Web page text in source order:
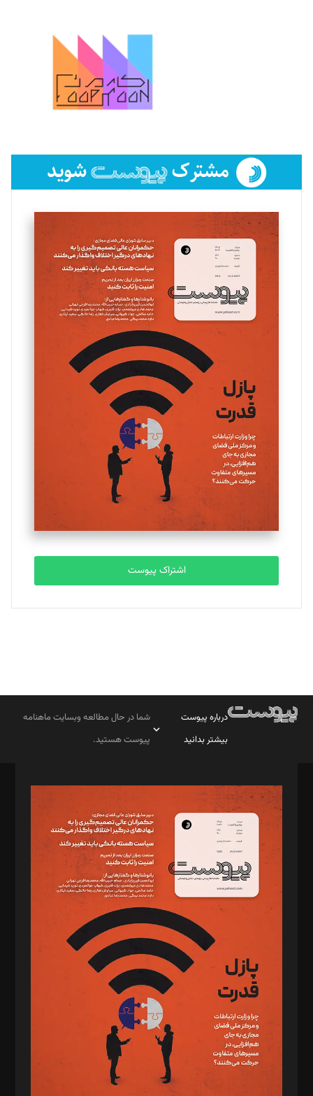
اشتراک پیوست
درباره پیوست
بیشتر بدانید
شما در حال مطالعه وبسایت ماهنامه
پیوست هستید.
مدیر مسئول: محمدباقر اثنی‌عشری
سردبیر: مهرک محمودی
دبیر تحریریه: میثم قاسمی
د‌بیر ناداستان: سمانه سمیع
د‌بیر خدمت و تجارت: ابوالفضل رجبی
د‌بیر حقوق فناوری: حسام‌الدین ایپکچی
د‌بیر پیوست جهان: مینا پاکدل
د‌بیر تحریریه آنلاین: بابک نقاش
تحریریه‌: مجتبی محمود‌ی، آرش برهمند، یسنا امان‌پور، سروش کرمیان،
مصطفی مسجدی آرانی، ابوالفضل رجبی، زهرا فکرانه، فائزه فتحی
رستمی،مصطفی باستان
ویرایش: نگار استاد‌‌آقا
طراح یونیفرم: مجید توکلی
فیلمبرداری و عکاسی: امیر شفیعی، مانی لطفی زاده
گرافیک و صفحه‌آرایی: سید‌سبحان‌علی ثابت
مد‌یر توسعه تجاری: کامبیز برید‌